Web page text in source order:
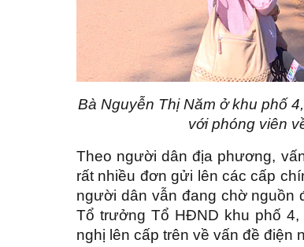
Bà Nguyễn Thị Năm ở khu phố
với phóng viên
Theo người dân địa phương,
rất nhiều đơn gửi lên các cấp
người dân vẫn đang chờ nguồn
Tổ trưởng Tổ HĐND khu phố 4,
nghị lên cấp trên về vấn đề